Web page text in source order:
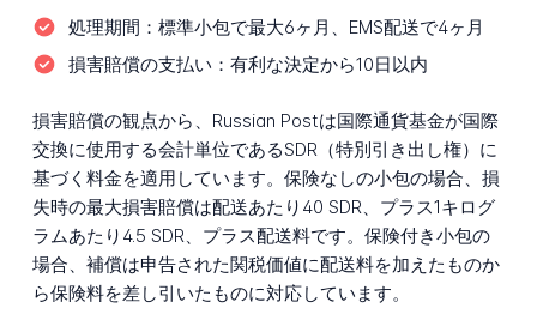
処理期間： 標準小包で最大6ヶ月、EMS配送で4ヶ月
損害賠償の支払い： 有利な決定から10日以内
損害賠償の観点から、Russian Postは国際通貨基金が国際
交換に使用する会計単位であるSDR（特別引き出し権）に
基づく料金を適用しています。保険なしの小包の場合、損
失時の最大損害賠償は配送あたり40 SDR、プラス1キログ
ラムあたり4.5 SDR、プラス配送料です。保険付き小包の
場合、補償は申告された関税価値に配送料を加えたものか
ら保険料を差し引いたものに対応しています。